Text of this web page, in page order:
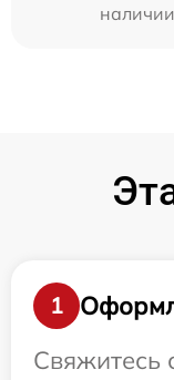
1
Свяжитесь